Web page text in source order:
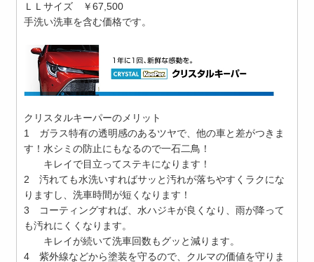
ＬＬサイズ ￥67,500
手洗い洗車を含む価格です。
クリスタルキーパーのメリット
1 ガラス特有の透明感のあるツヤで、他の車と差がつきま
す！水シミの防止にもなるので一石二鳥！
キレイで目立ってステキになります！
2 汚れても水洗いすればサッと汚れが落ちやすくラクにな
りますし、洗車時間が短くなります！
3 コーティングすれば、水ハジキが良くなり、雨が降って
も汚れにくくなります。
キレイが続いて洗車回数もグッと減ります。
4 紫外線などから塗装を守るので、クルマの価値を守りま